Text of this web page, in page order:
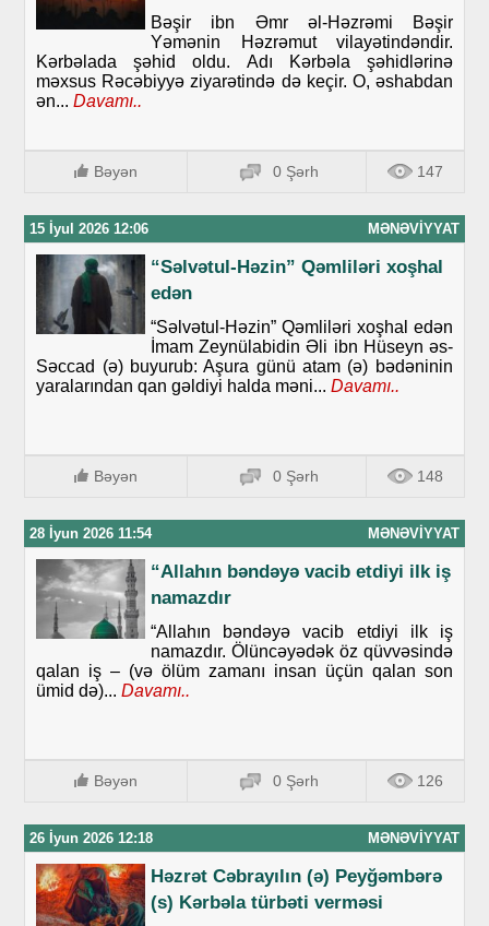
Bəşir ibn Əmr əl-Həzrəmi Bəşir
Yəmənin Həzrəmut vilayətindəndir.
Kərbəlada şəhid oldu. Adı Kərbəla şəhidlərinə
məxsus Rəcəbiyyə ziyarətində də keçir. O, əshabdan
ən... Davamı..
Bəyən 0 Şərh 147
15 İyul 2026 12:06 MƏNƏVIYYAT
“Səlvətul-Həzin” Qəmliləri xoşhal
edən
“Səlvətul-Həzin” Qəmliləri xoşhal edən
İmam Zeynülabidin Əli ibn Hüseyn əs-
Səccad (ə) buyurub: Aşura günü atam (ə) bədəninin
yaralarından qan gəldiyi halda məni... Davamı..
Bəyən 0 Şərh 148
28 İyun 2026 11:54 MƏNƏVIYYAT
“Allahın bəndəyə vacib etdiyi ilk iş
namazdır
“Allahın bəndəyə vacib etdiyi ilk iş
namazdır. Ölüncəyədək öz qüvvəsində
qalan iş – (və ölüm zamanı insan üçün qalan son
ümid də)... Davamı..
Bəyən 0 Şərh 126
26 İyun 2026 12:18 MƏNƏVIYYAT
Həzrət Cəbrayılın (ə) Peyğəmbərə
(s) Kərbəla türbəti verməsi